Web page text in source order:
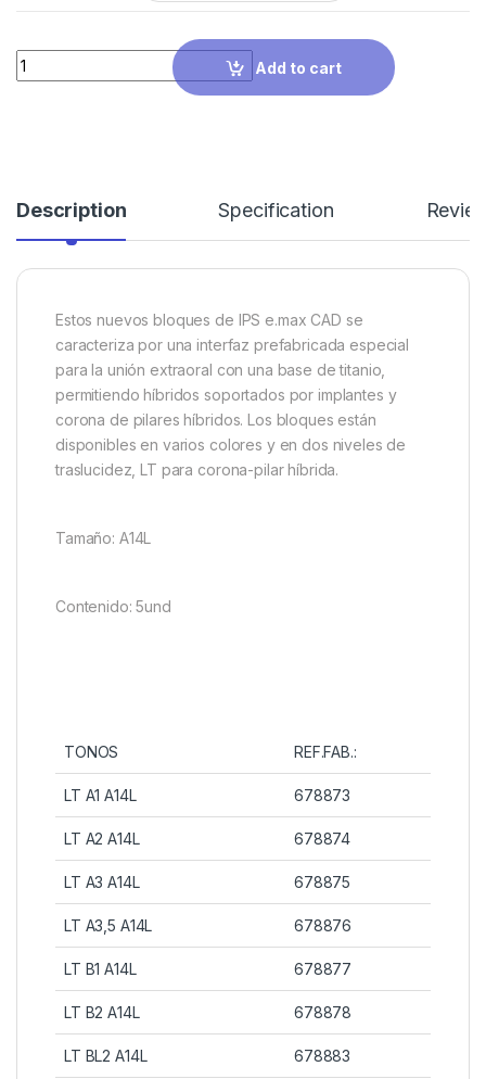
Quantity
Add to cart
Description Specification
Estos nuevos bloques de IPS e.max CAD se
caracteriza por una interfaz prefabricada especial
para la unión extraoral con una base de titanio,
permitiendo híbridos soportados por implantes y
corona de pilares híbridos. Los bloques están
disponibles en varios colores y en dos niveles de
traslucidez, LT para corona-pilar híbrida.
Tamaño: A14L
Contenido: 5und
TONOS REF.FAB.:
LT A1 A14L 678873
LT A2 A14L 678874
LT A3 A14L 678875
LT A3,5 A14L 678876
LT B1 A14L 678877
LT B2 A14L 678878
LT BL2 A14L 678883